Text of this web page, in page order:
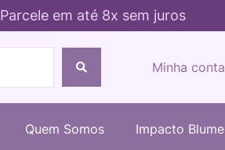
Parcele em até 8x sem juros
Minha conta
Quem Somos Impacto Blume